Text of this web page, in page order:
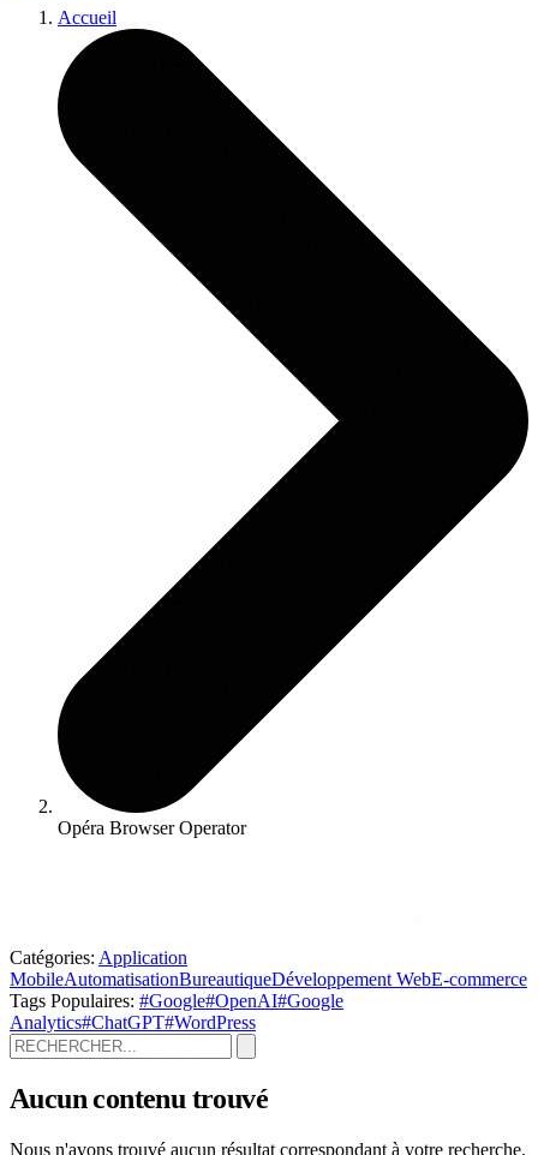
Accueil
Opéra Browser Operator
Catégories: Application
MobileAutomatisationBureautiqueDéveloppement WebE-commerce
Tags Populaires: #Google#OpenAI#Google
Analytics#ChatGPT#WordPress
Aucun contenu trouvé
Nous n'avons trouvé aucun résultat correspondant à votre recherche.